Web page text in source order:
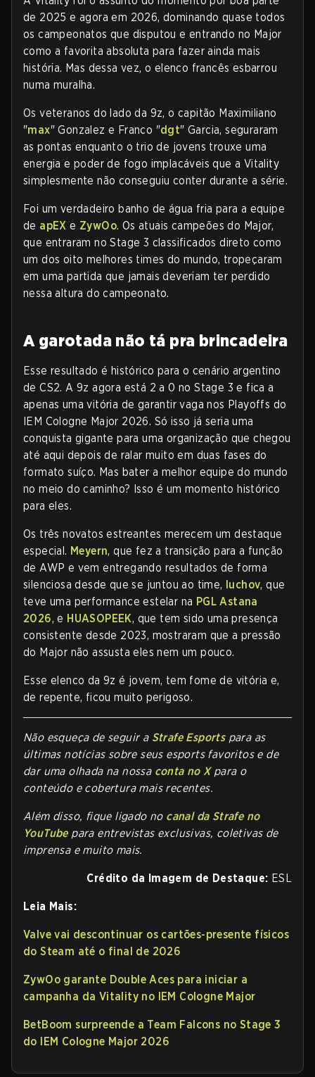
de 2025 e agora em 2026, dominando quase todos
os campeonatos que disputou e entrando no Major
como a favorita absoluta para fazer ainda mais
história. Mas dessa vez, o elenco francês esbarrou
numa muralha.
Os veteranos do lado da 9z, o capitão Maximiliano
"max" Gonzalez e Franco "dgt" Garcia, seguraram
as pontas enquanto o trio de jovens trouxe uma
energia e poder de fogo implacáveis que a Vitality
simplesmente não conseguiu conter durante a série.
Foi um verdadeiro banho de água fria para a equipe
de apEX e ZywOo. Os atuais campeões do Major,
que entraram no Stage 3 classificados direto como
um dos oito melhores times do mundo, tropeçaram
em uma partida que jamais deveriam ter perdido
nessa altura do campeonato.
A garotada não tá pra brincadeira
Esse resultado é histórico para o cenário argentino
de CS2. A 9z agora está 2 a 0 no Stage 3 e fica a
apenas uma vitória de garantir vaga nos Playoffs do
IEM Cologne Major 2026. Só isso já seria uma
conquista gigante para uma organização que chegou
até aqui depois de ralar muito em duas fases do
formato suíço. Mas bater a melhor equipe do mundo
no meio do caminho? Isso é um momento histórico
para eles.
Os três novatos estreantes merecem um destaque
especial. Meyern, que fez a transição para a função
de AWP e vem entregando resultados de forma
silenciosa desde que se juntou ao time, luchov, que
teve uma performance estelar na PGL Astana
2026, e HUASOPEEK, que tem sido uma presença
consistente desde 2023, mostraram que a pressão
do Major não assusta eles nem um pouco.
Esse elenco da 9z é jovem, tem fome de vitória e,
de repente, ficou muito perigoso.
Não esqueça de seguir a Strafe Esports para as
últimas notícias sobre seus esports favoritos e de
dar uma olhada na nossa conta no X para o
conteúdo e cobertura mais recentes.
Além disso, fique ligado no canal da Strafe no
YouTube para entrevistas exclusivas, coletivas de
imprensa e muito mais.
Crédito da Imagem de Destaque: ESL
Leia Mais:
Valve vai descontinuar os cartões-presente físicos
do Steam até o final de 2026
ZywOo garante Double Aces para iniciar a
campanha da Vitality no IEM Cologne Major
BetBoom surpreende a Team Falcons no Stage 3
do IEM Cologne Major 2026